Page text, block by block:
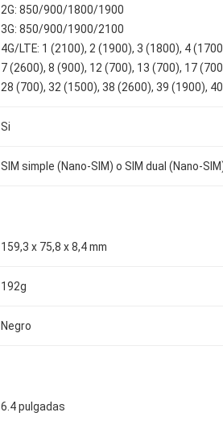
2G: 850/900/1800/1900
3G: 850/900/1900/2100
4G/LTE: 1 (2100), 2 (1900), 3 (1800), 4
7 (2600), 8 (900), 12 (700), 13 (700), 17
28 (700), 32 (1500), 38 (2600), 39 (1900),
Si
SIM simple (Nano-SIM) o SIM dual (Nano-
159,3 x 75,8 x 8,4 mm
192g
Negro
6.4 pulgadas